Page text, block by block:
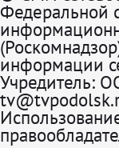
Федеральной
информации
Учредитель: